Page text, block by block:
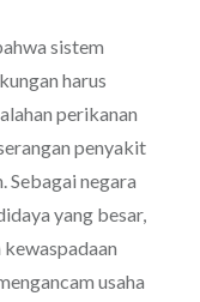
sistem
harus
perikanan
penyakit
Sebagai negara
yang besar,
usaha